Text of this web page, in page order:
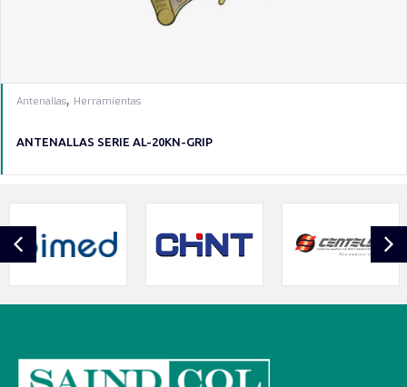
Antenallas, Herramientas
ANTENALLAS SERIE AL-20KN-GRIP